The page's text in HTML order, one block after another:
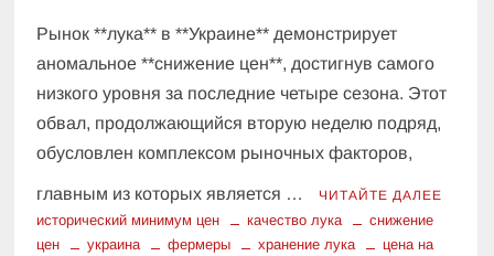
Рынок **лука** в **Украине** демонстрирует
аномальное **снижение цен**, достигнув самого
низкого уровня за последние четыре сезона. Этот
обвал, продолжающийся вторую неделю подряд,
обусловлен комплексом рыночных факторов,
главным из которых является … ЧИТАЙТЕ ДАЛЕЕ
исторический минимум цен качество лука
снижение
цен
украина фермеры хранение лука
цена на